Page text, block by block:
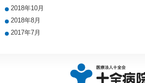
2018年10月
2018年8月
2017年7月